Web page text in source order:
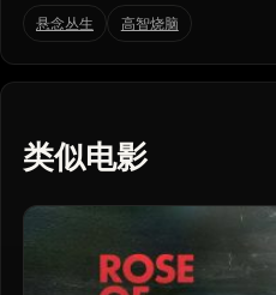
悬念丛生 高智烧脑
类似电影